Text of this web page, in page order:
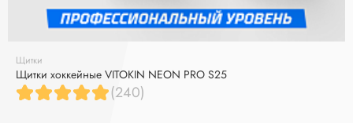
Щитки
Щитки хоккейные VITOKIN NEON PRO S25
(240)